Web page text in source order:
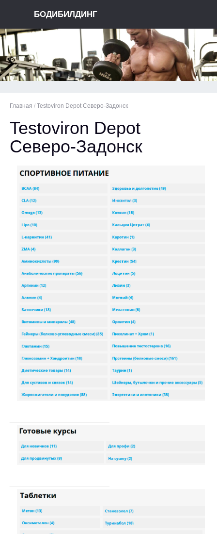
БОДИБИЛДИНГ
Главная / Testoviron Depot Северо-Задонск
Testoviron Depot
Северо-Задонск